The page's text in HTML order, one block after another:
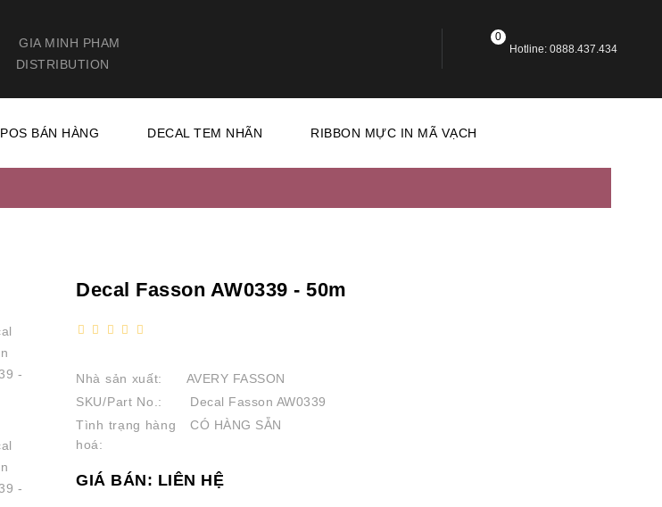
Hotline: 0888.437.434
0
POS BÁN HÀNG DECAL TEM NHÃN RIBBON MỰC IN MÃ VẠCH
Decal Fasson AW0339 - 50m
Nhà sản xuất:
AVERY FASSON
SKU/Part No.:
Decal Fasson AW0339
Tình trạng hàng
hoá:
CÓ HÀNG SẴN
GIÁ BÁN: LIÊN HỆ